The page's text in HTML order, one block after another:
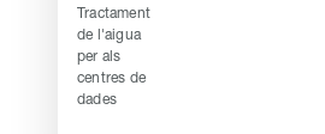
Tractament
de l'aigua
per als
centres de
dades